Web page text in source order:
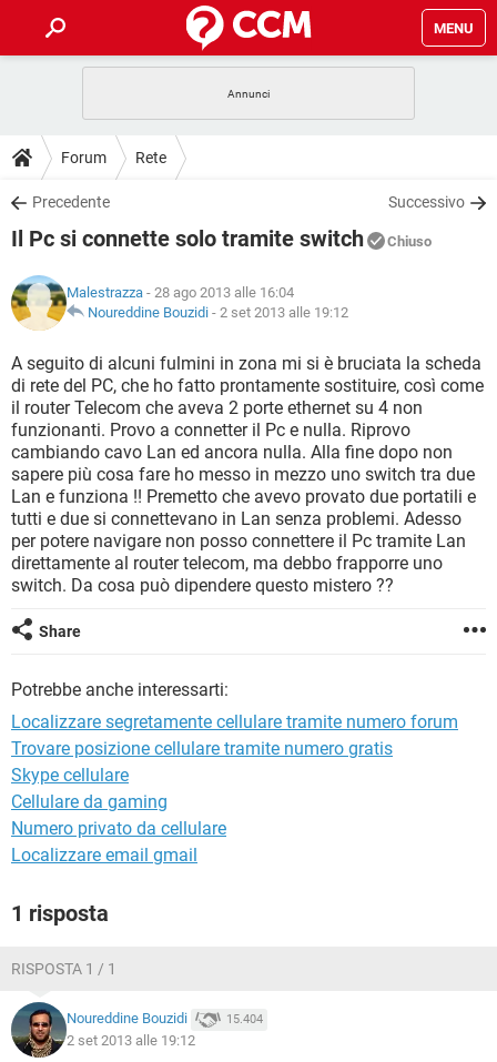
MENU
INTRATTENIMENTO
iOS
INSTAGRAM WHATSAPP
TIKTOK
HARDWARE
GUIDE
COVID-19
INSTAGRAM WHATSAPP
TIKTOK
HARDWARE
DOWNLOAD
COVID-19 GAMING
INTRATTENIMENTO
iOS WINDOWS 10
INSTAGRAM WHATSAPP
TIKTOK FACEBOOK
HARDWARE
COVID-19 GAMING
INTRATTENIMENTO
iOS WINDOWS 10
INSTAGRAM WHATSAPP
TIKTOK FACEBOOK
HARDWARE
GLOSSARIO
COVID-19 GAMING
INTRATTENIMENTO ANDROID
iOS WINDOWS 10
INSTAGRAM
TIKTOK FACEBOOK
HARDWARE
Forum Rete
Precedente Successivo
Il Pc si connette solo tramite switch Chiuso
Malestrazza - 28 ago 2013 alle 16:04
Noureddine Bouzidi - 2 set 2013 alle 19:12
A seguito di alcuni fulmini in zona mi si è bruciata la scheda
di rete del PC, che ho fatto prontamente sostituire, così come
il router Telecom che aveva 2 porte ethernet su 4 non
funzionanti. Provo a connetter il Pc e nulla. Riprovo
cambiando cavo Lan ed ancora nulla. Alla fine dopo non
sapere più cosa fare ho messo in mezzo uno switch tra due
Lan e funziona !! Premetto che avevo provato due portatili e
tutti e due si connettevano in Lan senza problemi. Adesso
per potere navigare non posso connettere il Pc tramite Lan
direttamente al router telecom, ma debbo frapporre uno
switch. Da cosa può dipendere questo mistero ??
Share
Potrebbe anche interessarti:
Localizzare segretamente cellulare tramite numero forum
Trovare posizione cellulare tramite numero gratis
Skype cellulare
Cellulare da gaming
Numero privato da cellulare
Localizzare email gmail
1 risposta
RISPOSTA 1 / 1
Noureddine Bouzidi 15.404
2 set 2013 alle 19:12